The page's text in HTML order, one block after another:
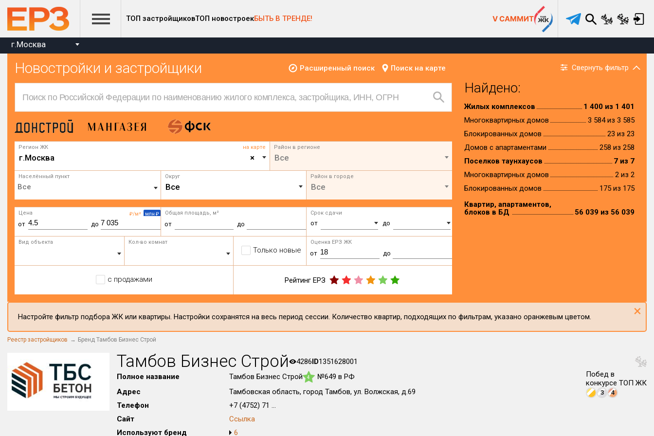
ТОП застройщиковТОП новостроекБЫТЬ В ТРЕНДЕ! V САММИТ
г.Москва
Новостройки и застройщики Расширенный поиск Поиск на карте Свернуть фильтр
Регион ЖК на карте
×
г.Москва
Район в регионе
Все
Населённый пункт Округ
Все
Район в городе
Все
₽/м² млн ₽
Цена
от до
Общая площадь, м²
от до
Срок сдачи
от до
Вид объекта Кол-во комнат
Только новые
Оценка ЕРЗ ЖК
от до
с продажами Рейтинг ЕРЗ
Найдено:
Жилых комплексов
1 400 из 1 401
Многоквартирных домов
3 584 из 3 585
Блокированных домов
23 из 23
Домов с апартаментами
258 из 258
Поселков таунхаусов
7 из 7
Многоквартирных домов
2 из 2
Блокированных домов
175 из 175
Квартир, апартаментов,
блоков в БД
56 039 из 56 039
Настройте фильтр подбора ЖК или квартиры. Настройки сохранятся на весь период сессии. Количество квартир, подходящих по фильтрам, указано оранжевым цветом. ×
Реестр застройщиков Бренд Тамбов Бизнес Строй
Тамбов Бизнес Строй 4286ID1351628001
Полное название
Тамбов Бизнес Строй 4
№649 в РФ
Адрес
Тамбовская область, город Тамбов, ул. Волжская, д.69
Телефон
+7 (4752) 71 ...
Сайт
Ссылка
Используют бренд
6
Побед в
конкурсе ТОП ЖК
3 4